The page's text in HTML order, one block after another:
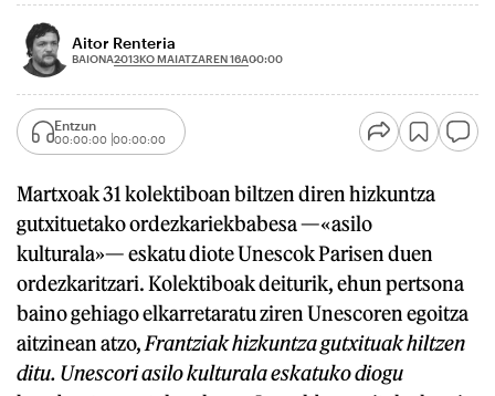
Aitor Renteria
BAIONA2013KO MAIATZAREN 16A00:00
Entzun
00:00:00 00:00:00
Martxoak 31 kolektiboan biltzen diren hizkuntza
gutxituetako ordezkariekbabesa —«asilo
kulturala»— eskatu diote Unescok Parisen duen
ordezkaritzari. Kolektiboak deiturik, ehun pertsona
baino gehiago elkarretaratu ziren Unescoren egoitza
aitzinean atzo, Frantziak hizkuntza gutxituak hiltzen
ditu. Unescori asilo kulturala eskatuko diogu